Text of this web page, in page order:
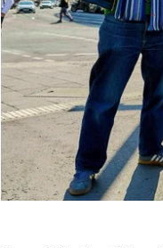
wahrheit
verlag
verlag
veranstaltungen
shop
fragen & hilfe